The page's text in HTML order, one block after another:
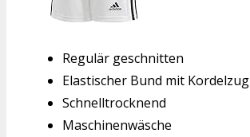
Regulär geschnitten
Elastischer Bund mit Kordelzug
Schnelltrocknend
Maschinenwäsche